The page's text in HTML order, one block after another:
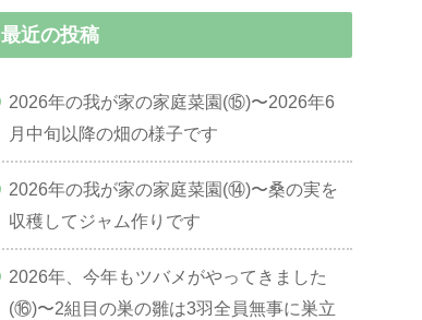
最近の投稿
2026年の我が家の家庭菜園(⑮)〜2026年6
月中旬以降の畑の様子です
2026年の我が家の家庭菜園(⑭)〜桑の実を
収穫してジャム作りです
2026年、今年もツバメがやってきました
(⑯)〜2組目の巣の雛は3羽全員無事に巣立